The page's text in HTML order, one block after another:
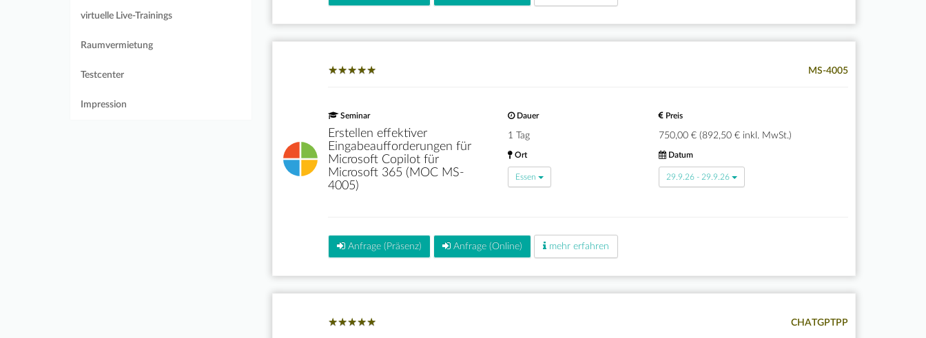
★★★★★
★★★★★ MS-4005
Seminar
Erstellen effektiver
Eingabeaufforderungen für
Microsoft Copilot für
Microsoft 365 (MOC MS-
4005)
Dauer
1 Tag
Preis
750,00 € (892,50 € inkl. MwSt.)
Ort
Essen
Datum
29.9.26 - 29.9.26
Anfrage (Präsenz) Anfrage (Online) mehr erfahren
★★★★★
★★★★★ CHATGPTPP
virtuelle Live-Trainings
Raumvermietung
Testcenter
Impression